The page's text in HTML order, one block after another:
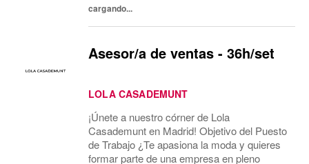
cargando...
Asesor/a de ventas - 36h/set
LOLA CASADEMUNT
¡Únete a nuestro córner de Lola
Casademunt en Madrid! Objetivo del Puesto
de Trabajo ¿Te apasiona la moda y quieres
formar parte de una empresa en pleno